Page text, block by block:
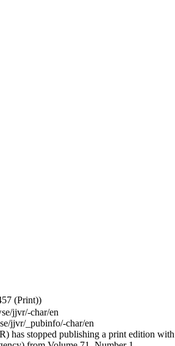
(Print))
jjvr/-char/en
jjvr/_pubinfo/-char/en
has stopped publishing a print edition